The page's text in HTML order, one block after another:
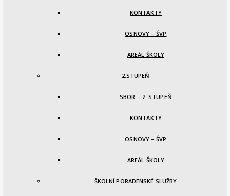
KONTAKTY
OSNOVY – ŠVP
AREÁL ŠKOLY
2.STUPEŇ
SBOR – 2. STUPEŇ
KONTAKTY
OSNOVY – ŠVP
AREÁL ŠKOLY
ŠKOLNÍ PORADENSKÉ SLUŽBY